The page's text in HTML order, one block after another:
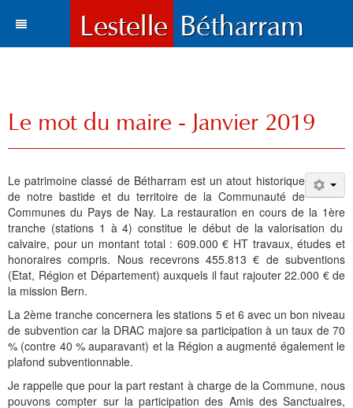
Vie municipale
Vie locale
Enfance et enseignement
Solidarité et environnement
Culture et loisirs
Sports
Histoire et patrimoine
Situation et accès
Trois paysages
Cartes
Lestelle en chiffre
Plans de la commune
Fonds d'écran
Photos et cartes postales
Cartes postales anciennes
Le village en images
Contacts
Tourisme
Où manger, où dormir ?
Hôtels l Restaurants
Gîtes et meublés
Chambres d'Hôtes
Camping et chalets
Accueil des groupes
Aires de pique-nique
Sports et loisirs
Bases de Loisirs
Balades et randonnées
Parcours d'orientation
Montagne et eaux vives
Visites et découvertes
Les Grottes de Bétharram
Produits régionaux
Artisanats d'arts
Manifestations
Histoire
La Bastide
La Chapelle de Bétharram
Reconstruction du Pont
Le XVIIIe siécle
Jusqu'au XXe siécle
Vers le progrès
Toponymie
Le nom de Lestelle
Toponymie gasconne
Chroniques locales
Archives
La charte de Lestelle
Municipalité depuis 1789
Translation du cimetière
Patrimoines
L'église Saint Jean-Baptiste
Le cimetière
Cartes anciennes
Municipalité
Mots du maire
Bienvenue
Archives
Le conseil municipal
Les membres du Conseil
Commissions municipales
Représentations externes
PV du Conseil Municipal
Informations
Le service administratif
Le service technique
Le service scolaire
Communauté de communes
Conseil Communautaire
Compétences
Plan Local d'Urbanisme
PLU 2025 modification simplifiée N° 1
Restauration du calvaire
Vie locale
Santé
Education
Petite enfance
Ecole publique
Collège et lycées
Entreprises
L'activité Lestelloise
Sports
Associations
Bétharram
Histoire
Chronologie
La légende
Les pèlerinages
Patrimoine
La Chapelle Notre Dame
La Chapelle Saint Michel
La vie à Bétharram
L'ensemble scolaire
Votre séjour
Le mot du maire - Janvier 2019
Le patrimoine classé de Bétharram est un atout historique
de notre bastide et du territoire de la Communauté de
Communes du Pays de Nay. La restauration en cours de la 1ère
tranche (stations 1 à 4) constitue le début de la valorisation du
calvaire, pour un montant total : 609.000 € HT travaux, études et
honoraires compris. Nous recevrons 455.813 € de subventions
(Etat, Région et Département) auxquels il faut rajouter 22.000 € de
la mission Bern.
La 2ème tranche concernera les stations 5et 6 avec un bon niveau
de subvention car la DRAC majore sa participation à un taux de 70
% (contre 40 % auparavant) et la Région a augmenté également le
plafond subventionnable.
Je rappelle que pour la part restant à charge de la Commune, nous
pouvons compter sur la participation des Amis des Sanctuaires,